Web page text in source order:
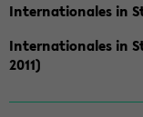
Internationales in
Internationales in
2011)